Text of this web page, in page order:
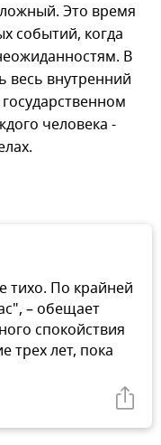
Это время
событий, когда
В
весь внутренний
человека -
тихо. По крайней
– обещает
спокойствия
трех лет, пока